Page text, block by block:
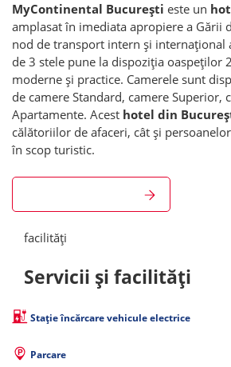
MyContinental București este un
amplasat în imediata apropiere a Gării
nod de transport intern și internațional
de 3 stele pune la dispoziția oaspeților
moderne și practice. Camerele sunt
de camere Standard, camere Superior,
Apartamente. Acest hotel din
călătoriilor de afaceri, cât și
în scop turistic.
facilități
Servicii și facilități
Stație încărcare vehicule electrice
Parcare